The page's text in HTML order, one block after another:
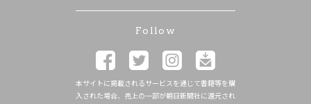
Follow
本サイトに掲載されるサービスを通じて書籍等を購
入された場合、売上の一部が朝日新聞社に還元され